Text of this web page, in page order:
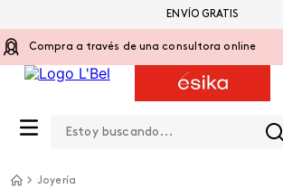
Compra a través de una consultora online
ENVÍO GRATIS
Joyería